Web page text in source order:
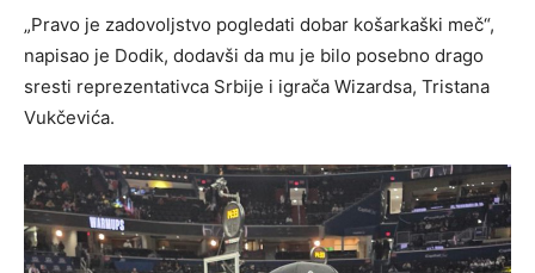
„Pravo je zadovoljstvo pogledati dobar košarkaški meč“,
napisao je Dodik, dodavši da mu je bilo posebno drago
sresti reprezentativca Srbije i igrača Wizardsa, Tristana
Vukčevića.